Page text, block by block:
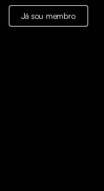
Já sou membro